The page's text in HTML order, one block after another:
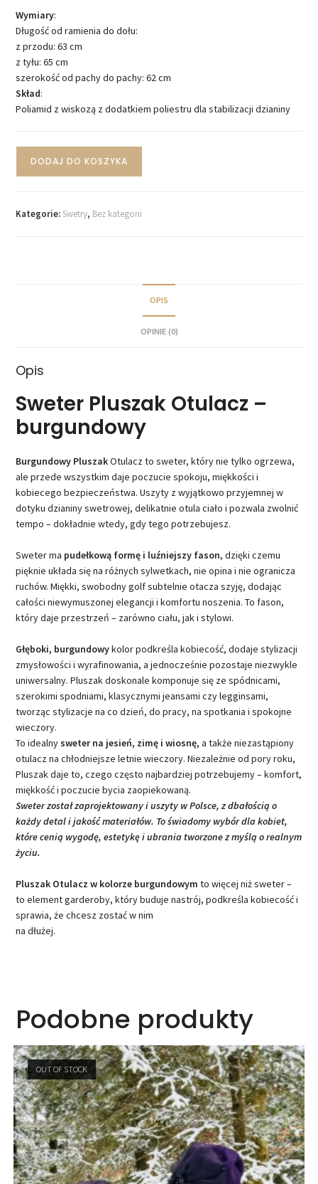
Wymiary:
Długość od ramienia do dołu:
z przodu: 63 cm
z tyłu: 65 cm
szerokość od pachy do pachy: 62 cm
Skład:
Poliamid z wiskozą z dodatkiem poliestru dla stabilizacji dzianiny
DODAJ DO KOSZYKA
Kategorie:Swetry, Bez kategorii
OPIS
OPINIE (0)
Opis
Sweter Pluszak Otulacz –
burgundowy
Burgundowy PluszakOtulacz to sweter, który nie tylko ogrzewa,
ale przede wszystkim daje poczucie spokoju, miękkości i
kobiecego bezpieczeństwa. Uszyty z wyjątkowo przyjemnej w
dotyku dzianiny swetrowej, delikatnie otula ciało i pozwala zwolnić
tempo – dokładnie wtedy, gdy tego potrzebujesz.
Sweter ma pudełkową formę i luźniejszy fason, dzięki czemu
pięknie układa się na różnych sylwetkach, nie opina i nie ogranicza
ruchów. Miękki, swobodny golf subtelnie otacza szyję, dodając
całości niewymuszonej elegancji i komfortu noszenia. To fason,
który daje przestrzeń – zarówno ciału, jak i stylowi.
Głęboki, burgundowykolor podkreśla kobiecość, dodaje stylizacji
zmysłowości i wyrafinowania, a jednocześnie pozostaje niezwykle
uniwersalny. Pluszak doskonale komponuje się ze spódnicami,
szerokimi spodniami, klasycznymi jeansami czy legginsami,
tworząc stylizacje na co dzień, do pracy, na spotkania i spokojne
wieczory.
To idealny sweter na jesień, zimę i wiosnę, a także niezastąpiony
otulacz na chłodniejsze letnie wieczory. Niezależnie od pory roku,
Pluszak daje to, czego często najbardziej potrzebujemy – komfort,
miękkość i poczucie bycia zaopiekowaną.
Sweter został zaprojektowany i uszyty w Polsce, z dbałością o
każdy detal i jakość materiałów. To świadomy wybór dla kobiet,
które cenią wygodę, estetykę i ubrania tworzone z myślą o realnym
życiu.
Pluszak Otulacz w kolorze burgundowym to więcej niż sweter –
to element garderoby, który buduje nastrój, podkreśla kobiecość i
sprawia, że chcesz zostać w nim
na dłużej.
Podobne produkty
OUT OF STOCK